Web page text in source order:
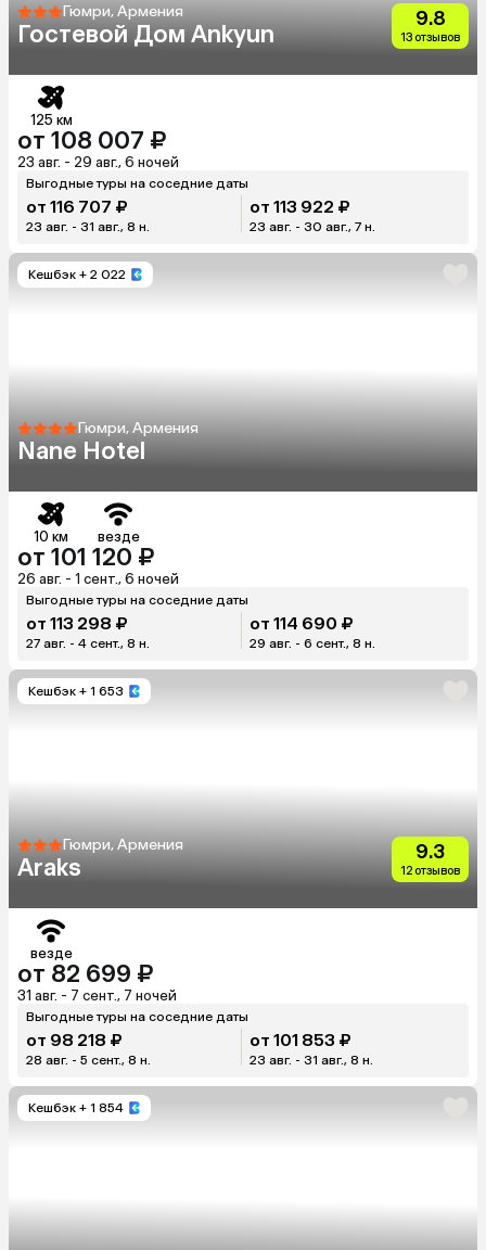
Гюмри, Армения
Гостевой Дом Ankyun
9.8
13 отзывов
125 км
от 108 007 ₽
23 авг. - 29 авг., 6 ночей
Выгодные туры на соседние даты
от 116 707 ₽
23 авг. - 31 авг., 8 н.
от 113 922 ₽
23 авг. - 30 авг., 7 н.
Кешбэк + 2 022
Гюмри, Армения
Nane Hotel
10 км везде
от 101 120 ₽
26 авг. - 1 сент., 6 ночей
Выгодные туры на соседние даты
от 113 298 ₽
27 авг. - 4 сент., 8 н.
от 114 690 ₽
29 авг. - 6 сент., 8 н.
Кешбэк + 1 653
Гюмри, Армения
Araks
9.3
12 отзывов
везде
от 82 699 ₽
31 авг. - 7 сент., 7 ночей
Выгодные туры на соседние даты
от 98 218 ₽
28 авг. - 5 сент., 8 н.
от 101 853 ₽
23 авг. - 31 авг., 8 н.
Кешбэк + 1 854